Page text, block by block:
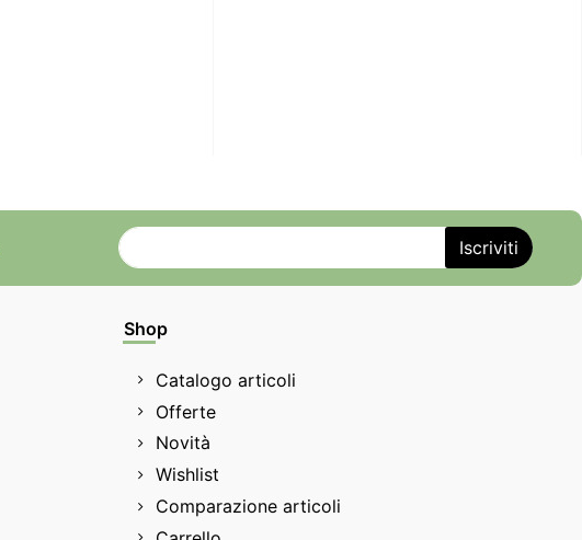
Shop
Catalogo articoli
Offerte
Novità
Wishlist
Comparazione articoli